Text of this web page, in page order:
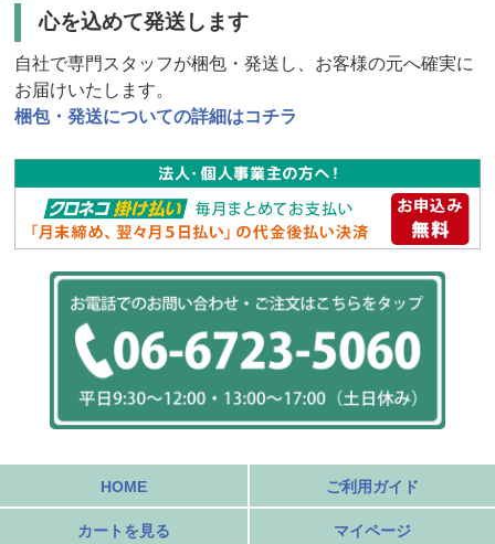
心を込めて発送します
自社で専門スタッフが梱包・発送し、お客様の元へ確実に
お届けいたします。
梱包・発送についての詳細はコチラ
HOME ご利用ガイド
カートを見る マイページ